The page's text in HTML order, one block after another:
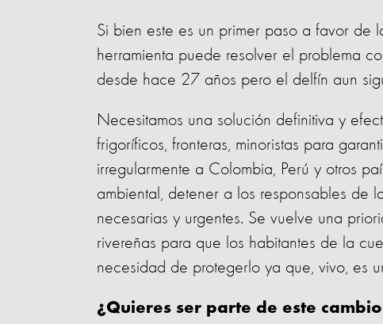
Si bien este es un primer paso a favor de
herramienta puede resolver el problema
desde hace 27 años pero el delfín aun
Necesitamos una solución definitiva y
frigoríficos, fronteras, minoristas para
irregularmente a Colombia, Perú y otros
ambiental, detener a los responsables de
necesarias y urgentes. Se vuelve una
rivereñas para que los habitantes de la
necesidad de protegerlo ya que, vivo, es
¿Quieres ser parte de este